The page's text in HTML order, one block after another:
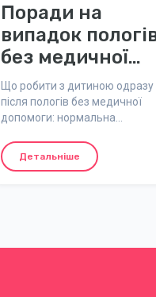
Поради на
випадок
без медичної
допомоги:
ДИТИНА ПІСЛЯ
НАРОДЖЕННЯ
Що робити з дитиною одразу
після пологів без медичної
допомоги: нормальна
сечовипускання, дихання та
очистити дихальні шляхи.
Детальніше